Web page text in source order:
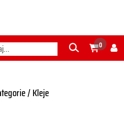
0
/Kleje